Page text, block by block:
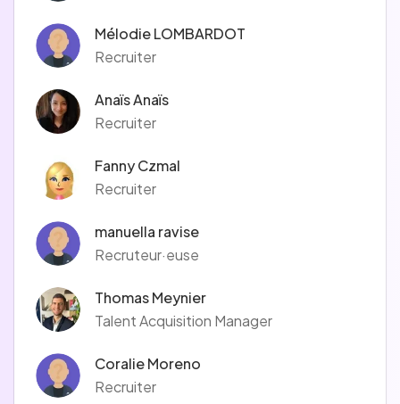
Mélodie LOMBARDOT
Recruiter
Anaïs Anaïs
Recruiter
Fanny Czmal
Recruiter
manuella ravise
Recruteur·euse
Thomas Meynier
Talent Acquisition Manager
Coralie Moreno
Recruiter